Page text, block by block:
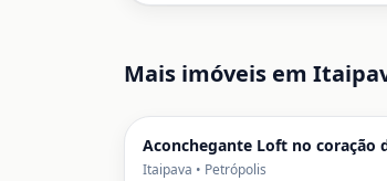
Mais imóveis em
Aconchegante Loft no coração
Itaipava • Petrópolis